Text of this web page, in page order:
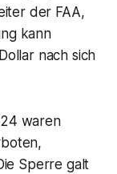
der FAA,
kann
nach sich
waren
Sperre galt